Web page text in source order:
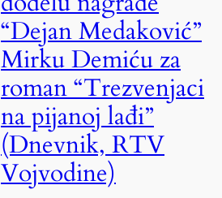
“Dejan Medaković”
Mirku Demiću za
roman “Trezvenjaci
na pijanoj lađi”
(Dnevnik, RTV
Vojvodine)